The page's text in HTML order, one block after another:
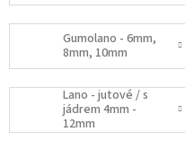
Gumolano - 6mm,
8mm, 10mm
Lano - jutové / s
jádrem 4mm -
12mm